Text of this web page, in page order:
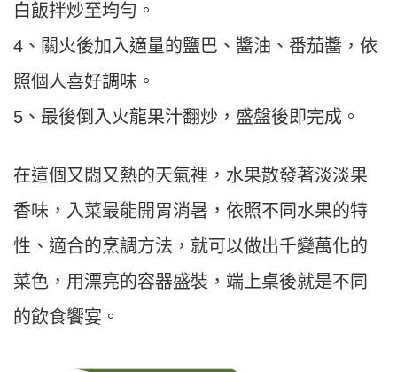
白飯拌炒至均勻。
4、關火後加入適量的鹽巴、醬油、番茄醬，依
照個人喜好調味。
5、最後倒入火龍果汁翻炒，盛盤後即完成。
在這個又悶又熱的天氣裡，水果散發著淡淡果
香味，入菜最能開胃消暑，依照不同水果的特
性、適合的烹調方法，就可以做出千變萬化的
菜色，用漂亮的容器盛裝，端上桌後就是不同
的飲食饗宴。